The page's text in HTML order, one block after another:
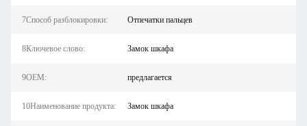
7Способ разблокировки: Отпечатки пальцев
8Ключевое слово: Замок шкафа
9OEM: предлагается
10Наименование продукта: Замок шкафа